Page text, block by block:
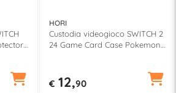
HORI
Custodia videogioco SWITCH 2
24 Game Card Case Pokemon
€ 12,90